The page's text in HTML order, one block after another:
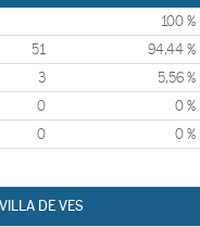
100 %
51 94,44 %
3 5,56 %
0 0 %
0 0 %
DE VES